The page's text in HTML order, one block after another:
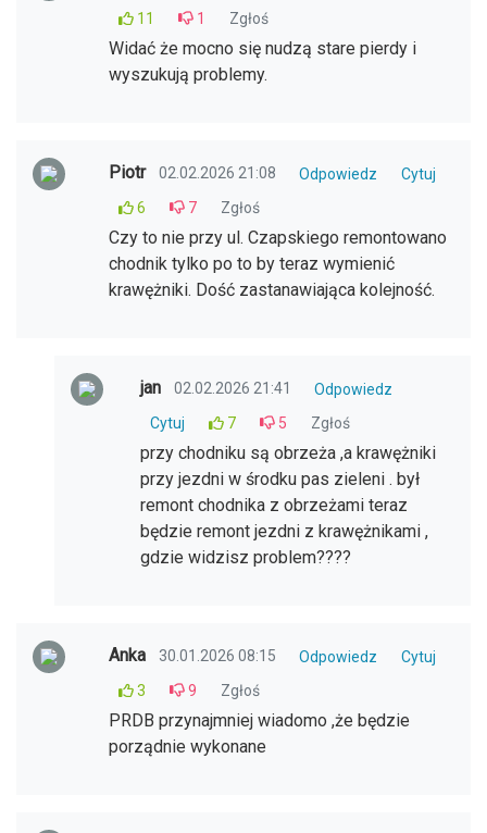
11
1 Zgłoś
Widać że mocno się nudzą stare pierdy i
wyszukują problemy.
Piotr 02.02.2026 21:08 Odpowiedz
Cytuj
6
7 Zgłoś
Czy to nie przy ul. Czapskiego remontowano
chodnik tylko po to by teraz wymienić
krawężniki. Dość zastanawiająca kolejność.
jan 02.02.2026 21:41
Odpowiedz
Cytuj
7 5 Zgłoś
przy chodniku są obrzeża ,a krawężniki
przy jezdni w środku pas zieleni . był
remont chodnika z obrzeżami teraz
będzie remont jezdni z krawężnikami ,
gdzie widzisz problem????
Anka 30.01.2026 08:15 Odpowiedz
Cytuj
3
9 Zgłoś
PRDB przynajmniej wiadomo ,że będzie
porządnie wykonane